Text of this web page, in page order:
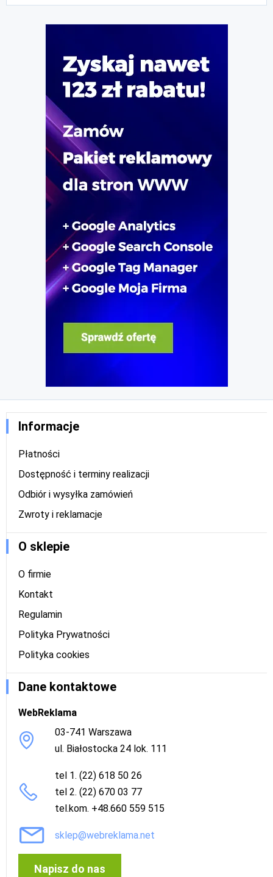
Informacje
Płatności
Dostępność i terminy realizacji
Odbiór i wysyłka zamówień
Zwroty i reklamacje
O sklepie
O firmie
Kontakt
Regulamin
Polityka Prywatności
Polityka cookies
Dane kontaktowe
WebReklama
03-741 Warszawa
ul. Białostocka 24 lok. 111
tel 1. (22) 618 50 26
tel 2. (22) 670 03 77
tel.kom. +48.660 559 515
sklep@webreklama.net
Napisz do nas